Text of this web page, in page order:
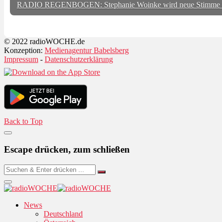
RADIO REGENBOGEN: Stephanie Woinke wird neue Stimme
© 2022 radioWOCHE.de
Konzeption: Medienagentur Babelsberg
Impressum - Datenschutzerklärung
Back to Top
Escape drücken, zum schließen
News
Deutschland